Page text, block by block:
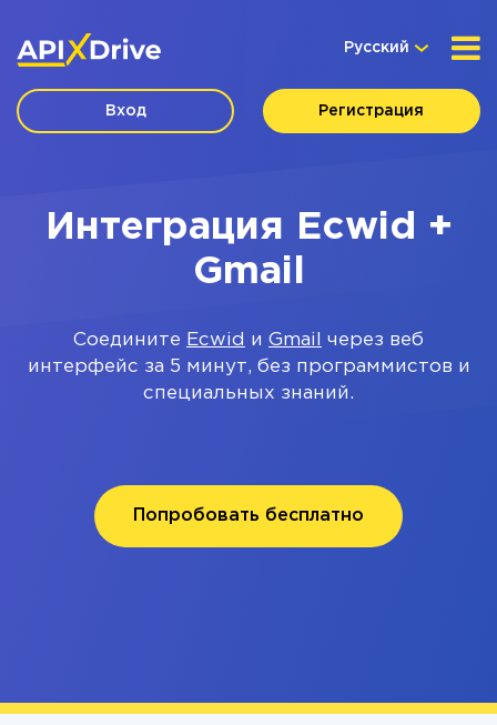
Русский
Вход Регистрация
Интеграция Ecwid +
Gmail
Соедините Ecwid и Gmail
через веб
интерфейс за 5 минут, без программистов и
специальных знаний.
Попробовать бесплатно